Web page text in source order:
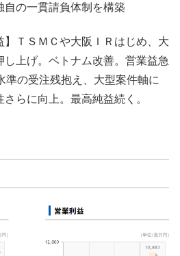
自の一貫請負体制を構築
ＴＳＭＣや大阪ＩＲはじめ、大
上げ。ベトナム改善。営業益急
準の受注残抱え、大型案件軸に
らに向上。最高純益続く。